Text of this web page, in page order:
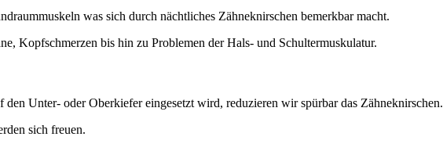
was sich durch nächtliches Zähneknirschen bemerkbar macht.
Kopfschmerzen bis hin zu Problemen der Hals- und Schultermuskulatur.
Unter- oder Oberkiefer eingesetzt wird, reduzieren wir spürbar das Zähneknirschen.
sich freuen.